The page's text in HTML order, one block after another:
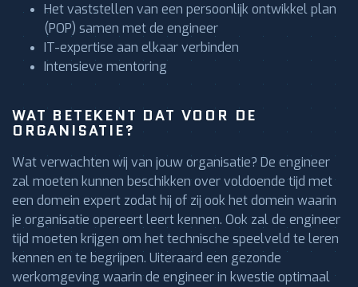
Het vaststellen van een persoonlijk ontwikkel plan
(POP) samen met de engineer
IT-expertise aan elkaar verbinden
Intensieve mentoring
WAT BETEKENT DAT VOOR DE
ORGANISATIE?
Wat verwachten wij van jouw organisatie? De engineer
zal moeten kunnen beschikken over voldoende tijd met
een domein expert zodat hij of zij ook het domein waarin
je organisatie opereert leert kennen. Ook zal de engineer
tijd moeten krijgen om het technische speelveld te leren
kennen en te begrijpen. Uiteraard een gezonde
werkomgeving waarin de engineer in kwestie optimaal